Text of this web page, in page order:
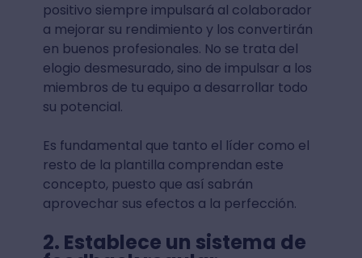
positivo siempre impulsará al colaborador
a mejorar su rendimiento y los convertirán
en buenos profesionales. No se trata del
elogio desmesurado, sino de impulsar a los
miembros de tu equipo a desarrollar todo
su potencial.
Es fundamental que tanto el líder como el
resto de la plantilla comprendan este
concepto, puesto que así sabrán
aprovechar sus efectos a la perfección.
2. Establece un sistema de